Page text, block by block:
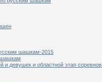
шашкам-2015
шашкам
девушек и областной этап